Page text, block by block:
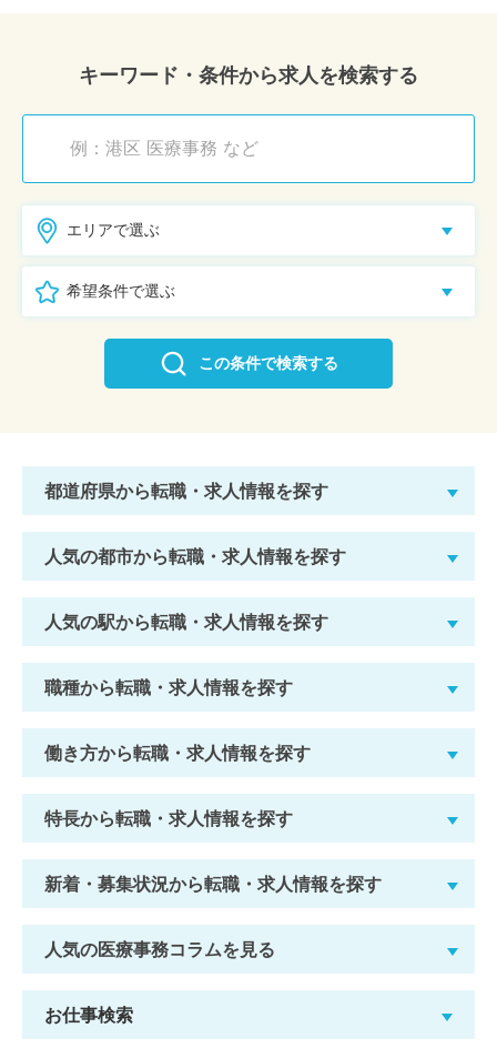
キーワード・条件から求人を検索する
エリアで選ぶ
希望条件で選ぶ
この条件で検索する
都道府県から転職・求人情報を探す
人気の都市から転職・求人情報を探す
人気の駅から転職・求人情報を探す
職種から転職・求人情報を探す
働き方から転職・求人情報を探す
特長から転職・求人情報を探す
新着・募集状況から転職・求人情報を探す
人気の医療事務コラムを見る
お仕事検索